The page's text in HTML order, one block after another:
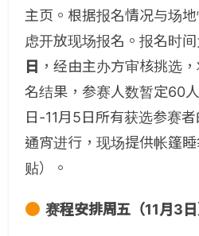
主页。根据报名情况与场
虑开放现场报名。报名时间
日 ，经由主办方审核挑选
名结果，参赛人数暂定60
日-11月5日所有获选参赛者
通宵进行，现场提供帐篷
贴）。
赛程安排周五（11月3日